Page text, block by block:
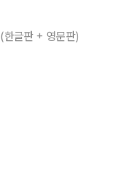
한글판 + 영문판)